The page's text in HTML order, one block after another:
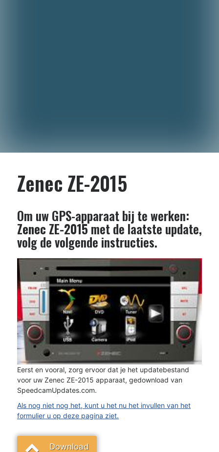
Zenec ZE-2015
Om uw GPS-apparaat bij te werken:
Zenec ZE-2015met de laatste update,
volg de volgende instructies.
Eerst en vooral, zorg ervoor dat je het updatebestand
voor uw Zenec ZE-2015 apparaat, gedownload van
SpeedcamUpdates.com.
Als nog niet nog het, kunt u het nu het invullen van het
formulier u op deze pagina ziet.
Download